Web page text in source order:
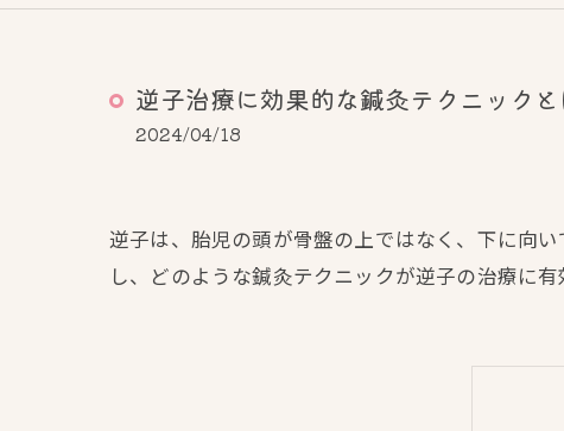
逆子治療に効果的な鍼灸テクニックと
2024/04/18
逆子は、胎児の頭が骨盤の上ではなく、下に向
し、どのような鍼灸テクニックが逆子の治療に